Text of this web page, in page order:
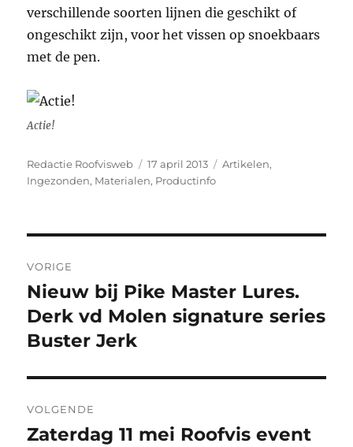
verschillende soorten lijnen die geschikt of
ongeschikt zijn, voor het vissen op snoekbaars
met de pen.
Actie!
Auteur
Redactie Roofvisweb
Geplaatst
op
17 april 2013 Categorieën
Artikelen,
Ingezonden, Materialen, Productinfo
navigatie
VORIGE
Vorig
bericht:
Nieuw bij Pike Master Lures.
Derk vd Molen signature series
Buster Jerk
VOLGENDE
Volgend
Zaterdag 11 mei Roofvis event